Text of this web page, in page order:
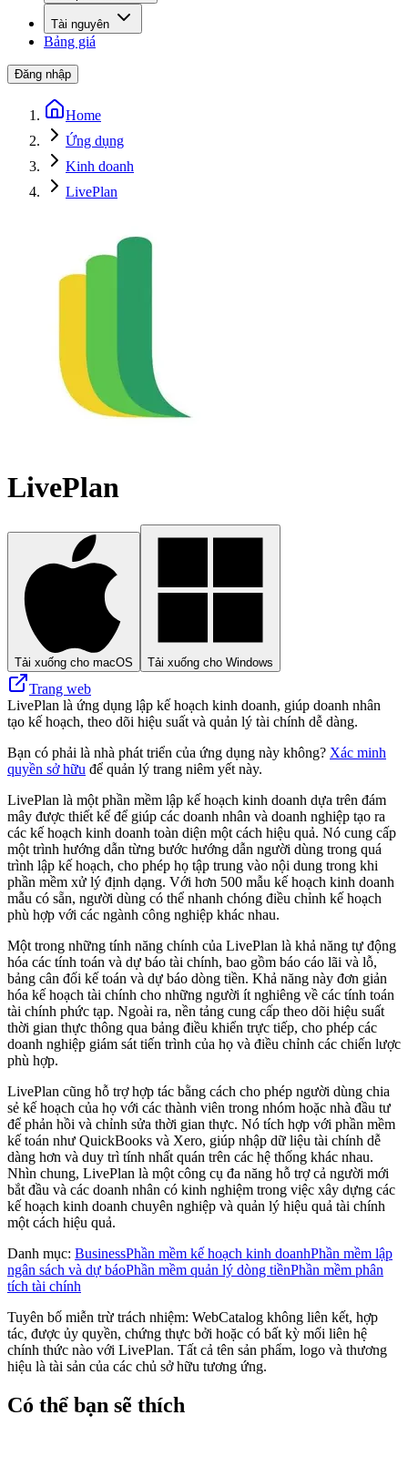
Tài nguyên
Bảng giá
Đăng nhập
Home
Ứng dụng
Kinh doanh
LivePlan
LivePlan
Tải xuống cho macOS Tải xuống cho Windows
Trang web
LivePlan là ứng dụng lập kế hoạch kinh doanh, giúp doanh nhân
tạo kế hoạch, theo dõi hiệu suất và quản lý tài chính dễ dàng.
Bạn có phải là nhà phát triển của ứng dụng này không? Xác minh
quyền sở hữu để quản lý trang niêm yết này.
LivePlan là một phần mềm lập kế hoạch kinh doanh dựa trên đám
mây được thiết kế để giúp các doanh nhân và doanh nghiệp tạo ra
các kế hoạch kinh doanh toàn diện một cách hiệu quả. Nó cung cấp
một trình hướng dẫn từng bước hướng dẫn người dùng trong quá
trình lập kế hoạch, cho phép họ tập trung vào nội dung trong khi
phần mềm xử lý định dạng. Với hơn 500 mẫu kế hoạch kinh doanh
mẫu có sẵn, người dùng có thể nhanh chóng điều chỉnh kế hoạch
phù hợp với các ngành công nghiệp khác nhau.
Một trong những tính năng chính của LivePlan là khả năng tự động
hóa các tính toán và dự báo tài chính, bao gồm báo cáo lãi và lỗ,
bảng cân đối kế toán và dự báo dòng tiền. Khả năng này đơn giản
hóa kế hoạch tài chính cho những người ít nghiêng về các tính toán
tài chính phức tạp. Ngoài ra, nền tảng cung cấp theo dõi hiệu suất
thời gian thực thông qua bảng điều khiển trực tiếp, cho phép các
doanh nghiệp giám sát tiến trình của họ và điều chỉnh các chiến lược
phù hợp.
LivePlan cũng hỗ trợ hợp tác bằng cách cho phép người dùng chia
sẻ kế hoạch của họ với các thành viên trong nhóm hoặc nhà đầu tư
để phản hồi và chỉnh sửa thời gian thực. Nó tích hợp với phần mềm
kế toán như QuickBooks và Xero, giúp nhập dữ liệu tài chính dễ
dàng hơn và duy trì tính nhất quán trên các hệ thống khác nhau.
Nhìn chung, LivePlan là một công cụ đa năng hỗ trợ cả người mới
bắt đầu và các doanh nhân có kinh nghiệm trong việc xây dựng các
kế hoạch kinh doanh chuyên nghiệp và quản lý hiệu quả tài chính
một cách hiệu quả.
Danh mục: BusinessPhần mềm kế hoạch kinh doanhPhần mềm lập
ngân sách và dự báoPhần mềm quản lý dòng tiềnPhần mềm phân
tích tài chính
Tuyên bố miễn trừ trách nhiệm: WebCatalog không liên kết, hợp
tác, được ủy quyền, chứng thực bởi hoặc có bất kỳ mối liên hệ
chính thức nào với LivePlan. Tất cả tên sản phẩm, logo và thương
hiệu là tài sản của các chủ sở hữu tương ứng.
Có thể bạn sẽ thích